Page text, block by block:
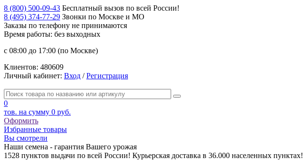
8 (800) 500-09-43 Бесплатный вызов по всей России!
8 (495) 374-77-29 Звонки по Москве и МО
Заказы по телефону не принимаются
Время работы: без выходных
с 08:00 до 17:00 (по Москве)
Клиентов: 480609
Личный кабинет: Вход /Регистрация
0
тов. на сумму 0 руб.
Оформить
Избранные товары
Вы смотрели
Наши семена - гарантия Вашего урожая
1528 пунктов выдачи по всей России! Курьерская доставка в 36.000 населенных пунктах!